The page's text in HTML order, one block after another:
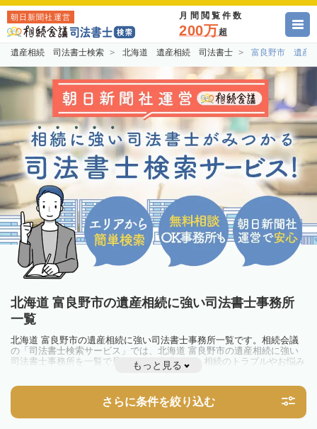
朝日新聞社運営 月間閲覧件数
200万超
遺産相続 司法書士検索 北海道 遺産相続 司法書士 富良野市 遺産
北海道 富良野市の遺産相続に強い司法書士事務所
一覧
北海道 富良野市の遺産相続に強い司法書士事務所一覧です。相続会議
の「司法書士検索サービス」では、北海道 富良野市の遺産相続に強い
司法書士事務所を一覧で見ることが出来ます。相続のトラブルやお悩み
を抱えている方は一度近隣の司法書士に相談してみましょう。
もっと見る
さらに条件を絞り込む